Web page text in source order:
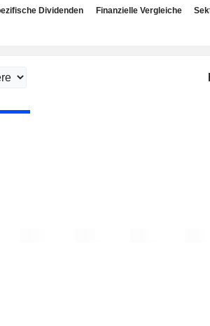
Dividenden Finanzielle Vergleiche